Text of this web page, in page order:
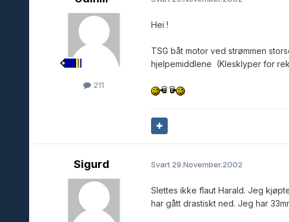
211
Hei !
TSG båt motor ved strømmen
hjelpemiddlene (Klesklyper for
Sigurd Svart 29.November.2002
Slettes ikke flaut Harald. Jeg
har gått drastiskt ned. Jeg har